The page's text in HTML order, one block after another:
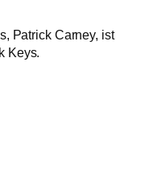
Patrick Carney, ist
Keys.